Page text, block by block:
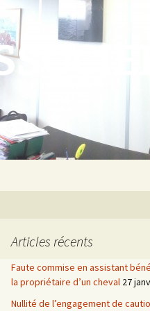
Articles récents
Faute commise en assistant
la propriétaire d’un cheval 27
Nullité de l’engagement de